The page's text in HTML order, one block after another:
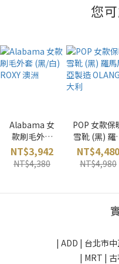
您
Alabama 女
款刷毛外套
(黑/白) ROXY
澳洲
NT$3,942
NT$4,380
POP 女款保
雪靴 (黑) 羅
尼亞製造
OLANG 義大
利
NT$4,480
NT$4,980
| ADD | 台北市
| MRT |